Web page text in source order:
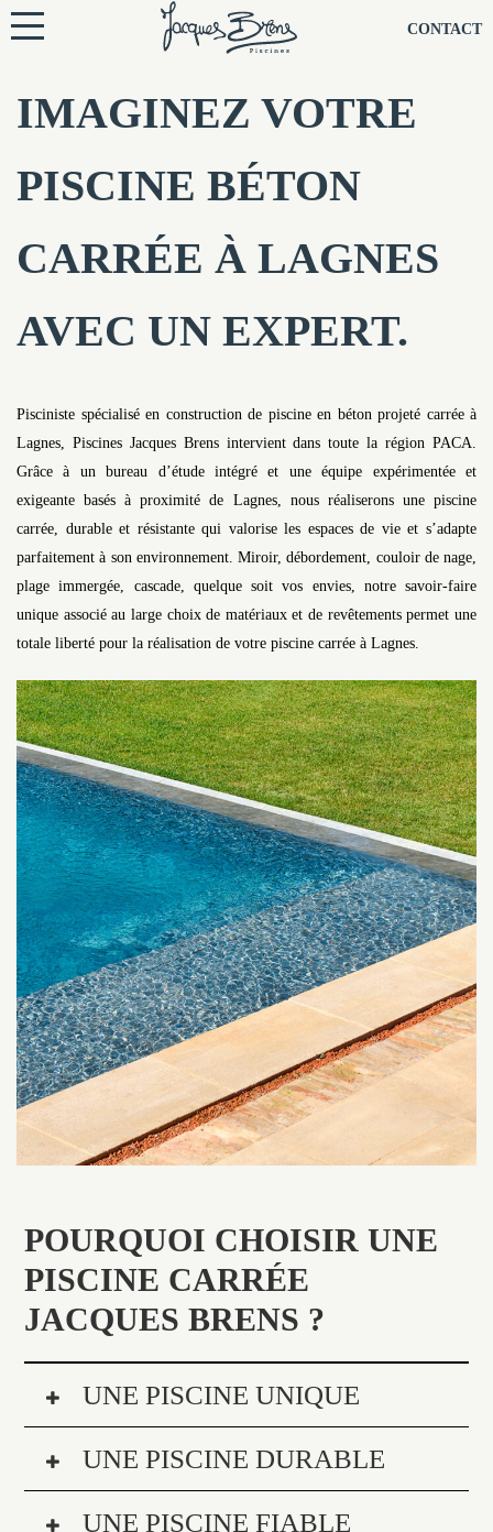
CONTACT
IMAGINEZ VOTRE
PISCINE BÉTON
CARRÉE À LAGNES
AVEC UN EXPERT.
Pisciniste spécialisé en construction de piscine en béton projeté carrée à
Lagnes, Piscines Jacques Brens intervient dans toute la région PACA.
Grâce à un bureau d’étude intégré et une équipe expérimentée et
exigeante basés à proximité de Lagnes, nous réaliserons une piscine
carrée, durable et résistante qui valorise les espaces de vie et s’adapte
parfaitement à son environnement. Miroir, débordement, couloir de nage,
plage immergée, cascade, quelque soit vos envies, notre savoir-faire
unique associé au large choix de matériaux et de revêtements permet une
totale liberté pour la réalisation de votre piscine carrée à Lagnes.
POURQUOI CHOISIR UNE
PISCINE CARRÉE
JACQUES BRENS ?
UNE PISCINE UNIQUE
UNE PISCINE DURABLE
UNE PISCINE FIABLE
NOS PISCINES
NOTRE TECHNIQUE
NOS CONSEILS
NOS AGENCES